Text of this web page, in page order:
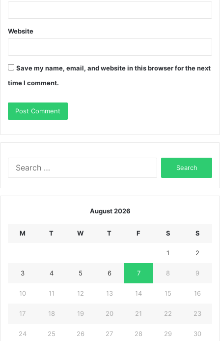
Website
Save my name, email, and website in this browser for the next
time I comment.
August 2026
M T W T F S S
1 2
3 4 5 6 7 8 9
10 11 12 13 14 15 16
17 18 19 20 21 22 23
24 25 26 27 28 29 30